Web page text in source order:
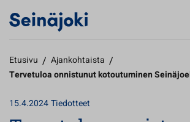
Etusivu / Ajankohtaista /
Tervetuloa onnistunut kotoutuminen
15.4.2024Tiedotteet